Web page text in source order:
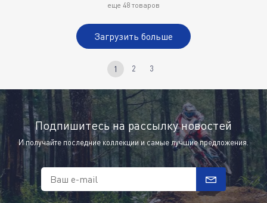
еще 48 товаров
Загрузить больше
1 2 3
Подпишитесь на рассылку новостей
И получайте последние коллекции и самые лучшие предложения.
Ваш e-mail